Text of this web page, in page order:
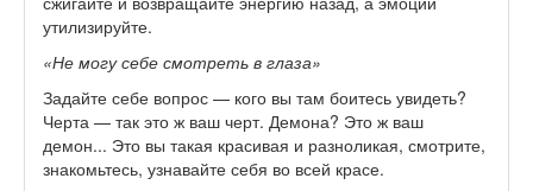
утилизируйте.
«Не могу себе смотреть в глаза»
Задайте себе вопрос — кого вы там боитесь увидеть?
Черта — так это ж ваш черт. Демона? Это ж ваш
демон... Это вы такая красивая и разноликая, смотрите,
знакомьтесь, узнавайте себя во всей красе.